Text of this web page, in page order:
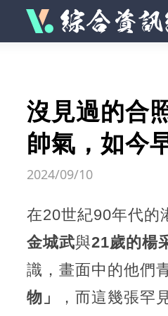
沒見過的合
帥氣，如今
2024/09/10
在20世紀90年代
金城武與21歲的楊
識，畫面中的他們
物」
，而這幾張罕